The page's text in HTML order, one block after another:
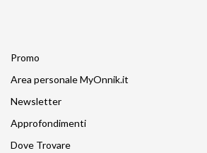
Promo
Area personale MyOnnik.it
Newsletter
Approfondimenti
Dove Trovare